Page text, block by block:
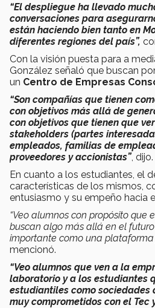
“El despliegue ha llevado
conversaciones para
están haciendo bien tanto en
diferentes regiones del país”,
Con la visión puesta para a
González señaló que buscan
un Centro de Empresas
“Son compañías que tienen
con objetivos más allá de
con objetivos que tienen que
stakeholders (partes
empleados, familias de
proveedores y accionistas”, dijo.
En cuanto a los estudiantes, el
características de los mismos,
entusiasmo y su empeño hacia
“Veo alumnos con propósito que
buscan algo más allá en el
importante como una plataforma
mencionó.
“Veo alumnos que ven a la
laboratorio y a los estudiantes
estudiantiles como sociedades
muy comprometidos con el Tec